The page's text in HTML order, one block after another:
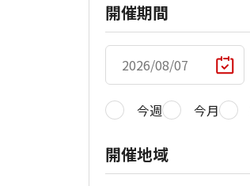
開催期間
今週 今月
開催地域